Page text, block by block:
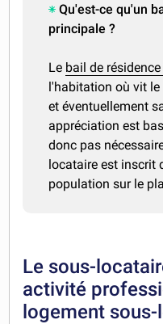
Qu'est-ce qu'un
principale ?
Le bail de
l'habitation où vit
et éventuellement
appréciation est
donc pas
locataire est inscrit
population sur le
Le sous-
activité
logement sous-